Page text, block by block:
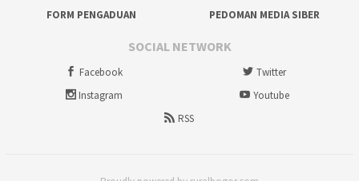
FORM PENGADUAN
PEDOMAN MEDIA SIBER
SOCIAL NETWORK
Facebook
Twitter
Instagram
Youtube
RSS